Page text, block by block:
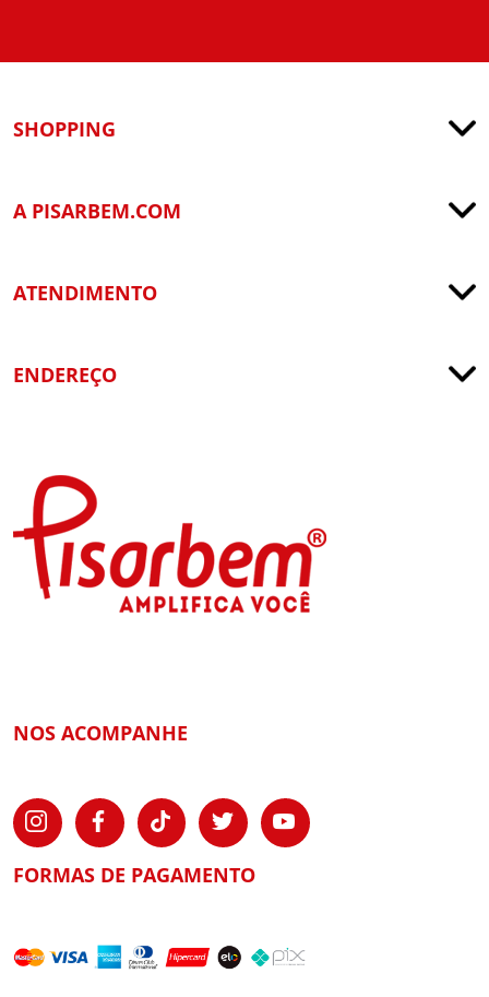
SHOPPING
A PISARBEM.COM
ATENDIMENTO
ENDEREÇO
NOS ACOMPANHE
FORMAS DE PAGAMENTO